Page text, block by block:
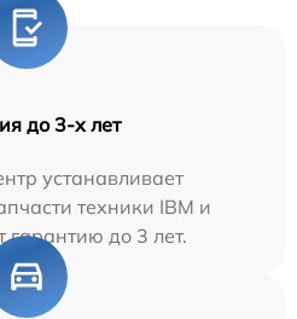
до 3-х лет
устанавливает
техники IBM и
гарантию до 3 лет.